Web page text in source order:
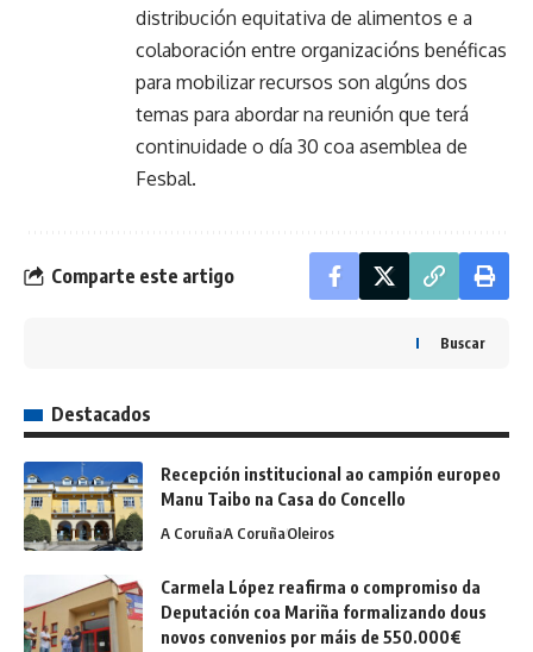
distribución equitativa de alimentos e a
colaboración entre organizacións benéficas
para mobilizar recursos son algúns dos
temas para abordar na reunión que terá
continuidade o día 30 coa asemblea de
Fesbal.
Comparte este artigo
Buscar
Destacados
Recepción institucional ao campión europeo
Manu Taibo na Casa do Concello
A CoruñaA CoruñaOleiros
Carmela López reafirma o compromiso da
Deputación coa Mariña formalizando dous
novos convenios por máis de 550.000€